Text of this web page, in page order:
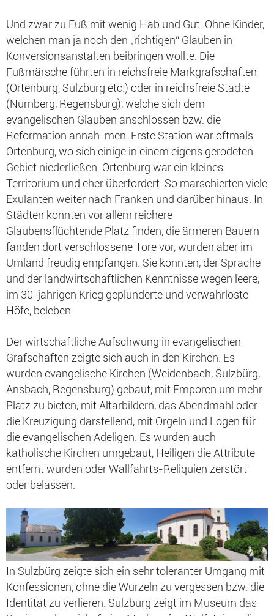
Und zwar zu Fuß mit wenig Hab und Gut. Ohne Kinder,
welchen man ja noch den „richtigen“ Glauben in
Konversionsanstalten beibringen wollte. Die
Fußmärsche führten in reichsfreie Markgrafschaften
(Ortenburg, Sulzbürg etc.) oder in reichsfreie Städte
(Nürnberg, Regensburg), welche sich dem
evangelischen Glauben anschlossen bzw. die
Reformation annah-men. Erste Station war oftmals
Ortenburg, wo sich einige in einem eigens gerodeten
Gebiet niederließen. Ortenburg war ein kleines
Territorium und eher überfordert. So marschierten viele
Exulanten weiter nach Franken und darüber hinaus. In
Städten konnten vor allem reichere
Glaubensflüchtende Platz finden, die ärmeren Bauern
fanden dort verschlossene Tore vor, wurden aber im
Umland freudig empfangen. Sie konnten, der Sprache
und der landwirtschaftlichen Kenntnisse wegen leere,
im 30-jährigen Krieg geplünderte und verwahrloste
Höfe, beleben.
Der wirtschaftliche Aufschwung in evangelischen
Grafschaften zeigte sich auch in den Kirchen. Es
wurden evangelische Kirchen (Weidenbach, Sulzbürg,
Ansbach, Regensburg) gebaut, mit Emporen um mehr
Platz zu bieten, mit Altarbildern, das Abendmahl oder
die Kreuzigung darstellend, mit Orgeln und Logen für
die evangelischen Adeligen. Es wurden auch
katholische Kirchen umgebaut, Heiligen die Attribute
entfernt wurden oder Wallfahrts-Reliquien zerstört
oder belassen.
In Sulzbürg zeigte sich ein sehr toleranter Umgang mit
Konfessionen, ohne die Wurzeln zu vergessen bzw. die
Identität zu verlieren. Sulzbürg zeigt im Museum das